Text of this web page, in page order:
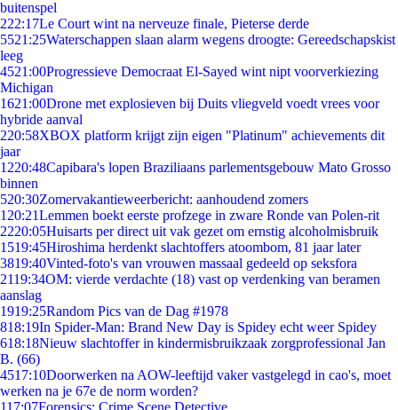
buitenspel
222:17Le Court wint na nerveuze finale, Pieterse derde
5521:25Waterschappen slaan alarm wegens droogte: Gereedschapskist
leeg
4521:00Progressieve Democraat El-Sayed wint nipt voorverkiezing
Michigan
1621:00Drone met explosieven bij Duits vliegveld voedt vrees voor
hybride aanval
220:58XBOX platform krijgt zijn eigen "Platinum" achievements dit
jaar
1220:48Capibara's lopen Braziliaans parlementsgebouw Mato Grosso
binnen
520:30Zomervakantieweerbericht: aanhoudend zomers
1 20:21Lemmen boekt eerste profzege in zware Ronde van Polen-rit
2220:05Huisarts per direct uit vak gezet om ernstig alcoholmisbruik
1519:45Hiroshima herdenkt slachtoffers atoombom, 81 jaar later
3819:40Vinted-foto's van vrouwen massaal gedeeld op seksfora
2119:34OM: vierde verdachte (18) vast op verdenking van beramen
aanslag
1919:25Random Pics van de Dag #1978
818:19In Spider-Man: Brand New Day is Spidey echt weer Spidey
618:18Nieuw slachtoffer in kindermisbruikzaak zorgprofessional Jan
B. (66)
4517:10Doorwerken na AOW-leeftijd vaker vastgelegd in cao's, moet
werken na je 67e de norm worden?
117:07Forensics: Crime Scene Detective